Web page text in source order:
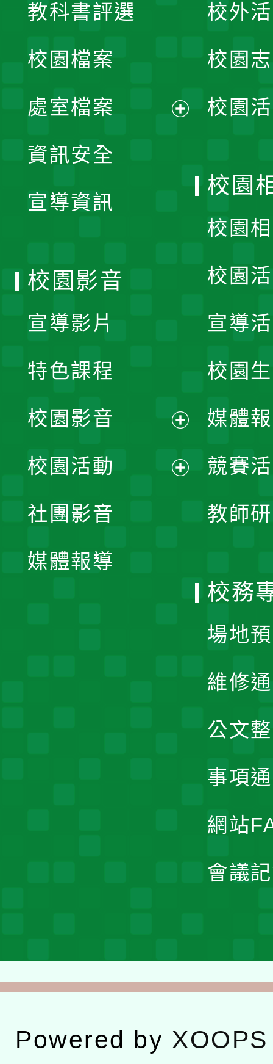
單
教科書評選
校園檔案
處室檔案
資訊安全
宣導資訊
校外
校園
校園
校園
校園
校園
宣導
校園
媒體
競賽
教師
校園影音
宣導影片
特色課程
校園影音
開
校園活動
社團影音
媒體報導
校務
場地
維修
公文
事項
網站
會議
Powered by XOOPS